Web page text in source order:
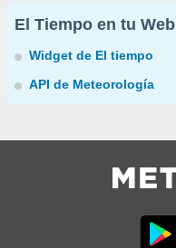
El Tiempo en tu Web
Widget de El tiempo
API de Meteorología